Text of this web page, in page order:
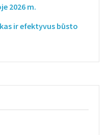
2026 m.
ir efektyvus būsto